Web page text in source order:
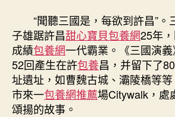
“聞聽三國是，每欲到許昌”
子雄踞許昌甜心寶貝包養網25年
成績包養網一代霸業。《三國演
52回產生在許包養昌，并留下了
址遺址，如曹魏古城、灞陵橋等
市來一包養網推薦場Citywalk，處
頌揚的故事。